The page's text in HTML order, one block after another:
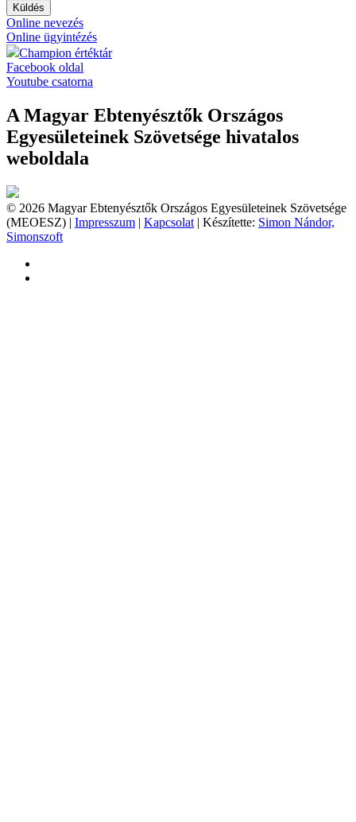
Küldés
Online nevezés
Online ügyintézés
Champion értéktár
Facebook oldal
Youtube csatorna
A Magyar Ebtenyésztők Országos
Egyesületeinek Szövetsége hivatalos
weboldala
© 2026 Magyar Ebtenyésztők Országos Egyesületeinek Szövetsége
(MEOESZ) | Impresszum | Kapcsolat | Készítette: Simon Nándor,
Simonszoft